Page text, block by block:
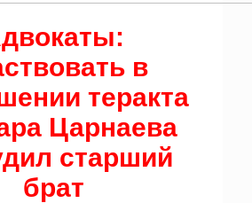
в
теракта
Царнаева
старший
брат